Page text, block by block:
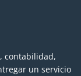
contabilidad,
un servicio